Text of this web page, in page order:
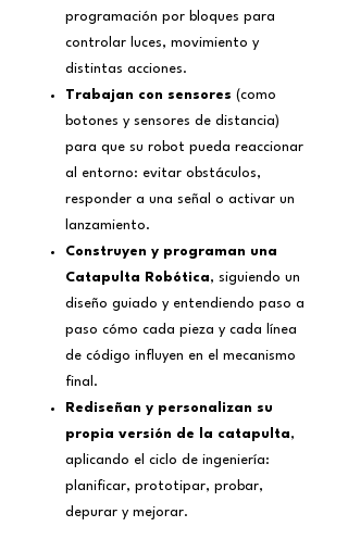
programación por bloques para
controlar luces, movimiento y
distintas acciones.
Trabajan con sensores (como
botones y sensores de distancia)
para que su robot pueda reaccionar
al entorno: evitar obstáculos,
responder a una señal o activar un
lanzamiento.
Construyen y programan una
Catapulta Robótica, siguiendo un
diseño guiado y entendiendo paso a
paso cómo cada pieza y cada línea
de código influyen en el mecanismo
final.
Rediseñan y personalizan su
propia versión de la catapulta,
aplicando el ciclo de ingeniería:
planificar, prototipar, probar,
depurar y mejorar.